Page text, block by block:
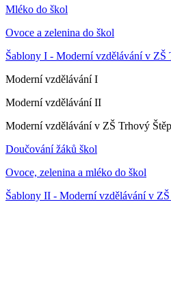
Mléko do škol
Ovoce a zelenina do škol
Šablony I - Moderní vzdělávání v ZŠ
Moderní vzdělávání I
Moderní vzdělávání II
Moderní vzdělávání v ZŠ Trhový
Doučování žáků škol
Ovoce, zelenina a mléko do škol
Šablony II - Moderní vzdělávání v